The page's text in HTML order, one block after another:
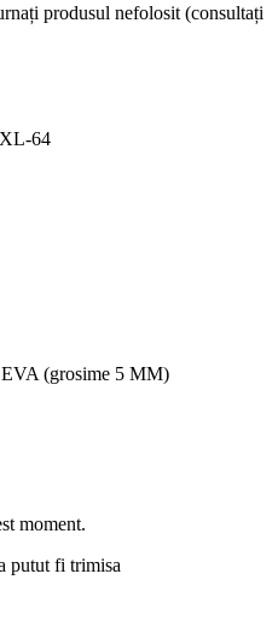
produsul nefolosit (consultați
64
(grosime 5 MM)
moment.
putut fi trimisa